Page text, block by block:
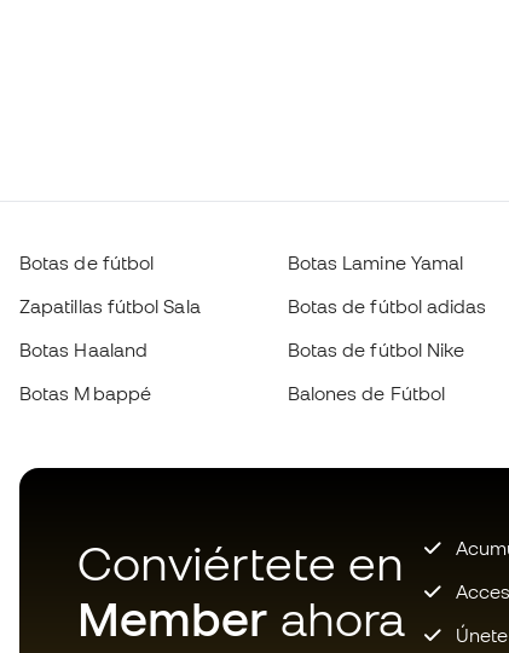
Botas de fútbol
Zapatillas fútbol Sala
Botas Haaland
Botas Mbappé
Botas Lamine Yamal
Botas de fútbol adidas
Botas de fútbol Nike
Balones de Fútbol
Conviértete en
Member ahora